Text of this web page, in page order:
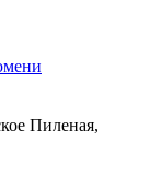
Пиленая,